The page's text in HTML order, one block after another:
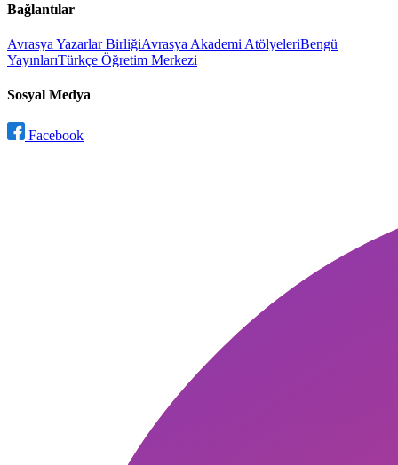
Bağlantılar
Avrasya Yazarlar BirliğiAvrasya Akademi AtölyeleriBengü
YayınlarıTürkçe Öğretim Merkezi
Sosyal Medya
Facebook